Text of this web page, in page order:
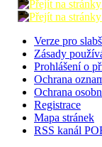
Verze pro
Zásady
Prohlášení o
Ochrana
Ochrana
Registrace
Mapa stránek
RSS kanál